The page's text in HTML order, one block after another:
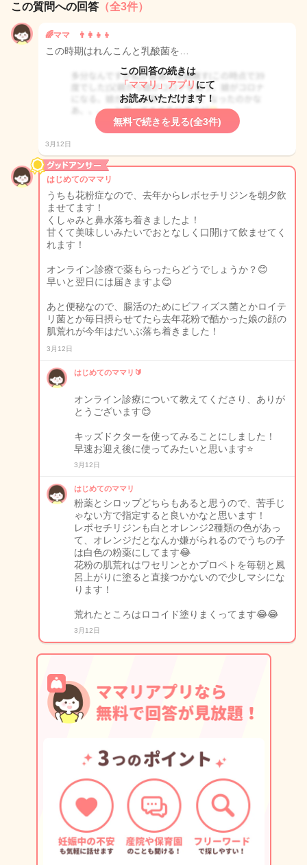
この質問への回答 （全3件）
🌈ママ 👨‍👩‍👧‍👦
この時期はれんこんと乳酸菌を…
この回答の続きは
「ママリ」アプリ にて
お読みいただけます！
無料で続きを見る(全3件)
3月12日
はじめてのママリ
うちも花粉症なので、去年からレボセチリジンを朝夕飲
ませてます！
くしゃみと鼻水落ち着きましたよ！
甘くて美味しいみたいでおとなしく口開けて飲ませてく
れます！
オンライン診療で薬もらったらどうでしょうか？😊
早いと翌日には届きますよ😊
あと便秘なので、腸活のためにビフィズス菌とかロイテ
リ菌とか毎日摂らせてたら去年花粉で酷かった娘の顔の
肌荒れが今年はだいぶ落ち着きました！
3月12日
はじめてのママリ🔰
オンライン診療について教えてくださり、ありが
とうございます😊
キッズドクターを使ってみることにしました！
早速お迎え後に使ってみたいと思います⭐️
3月12日
はじめてのママリ
粉薬とシロップどちらもあると思うので、苦手じ
ゃない方で指定すると良いかなと思います！
レボセチリジンも白とオレンジ2種類の色があっ
て、オレンジだとなんか嫌がられるのでうちの子
は白色の粉薬にしてます😂
花粉の肌荒れはワセリンとかプロペトを毎朝と風
呂上がりに塗ると直接つかないので少しマシにな
ります！
荒れたところはロコイド塗りまくってます😂😂
3月12日